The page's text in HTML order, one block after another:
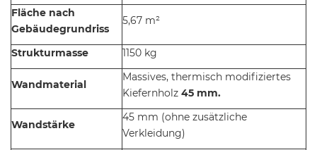
Fläche nach
Gebäudegrundriss
5,67 m²
Strukturmasse 1150 kg
Wandmaterial
Massives, thermisch modifiziertes
Kiefernholz 45 mm.
Wandstärke
45 mm (ohne zusätzliche
Verkleidung)